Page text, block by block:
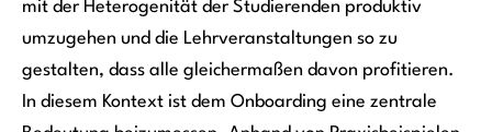
mit der Heterogenität der Studierenden produktiv
umzugehen und die Lehrveranstaltungen so zu
gestalten, dass alle gleichermaßen davon profitieren.
In diesem Kontext ist dem Onboarding eine zentrale